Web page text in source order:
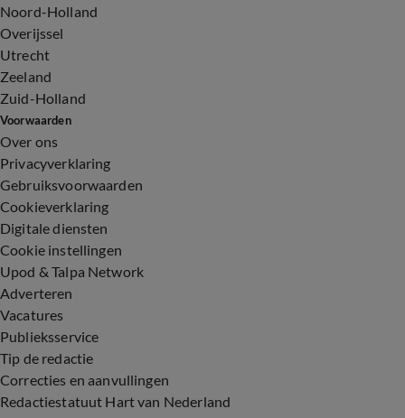
Noord-Holland
Overijssel
Utrecht
Zeeland
Zuid-Holland
Voorwaarden
Over ons
Privacyverklaring
Gebruiksvoorwaarden
Cookieverklaring
Digitale diensten
Cookie instellingen
Upod & Talpa Network
Adverteren
Vacatures
Publieksservice
Tip de redactie
Correcties en aanvullingen
Redactiestatuut Hart van Nederland